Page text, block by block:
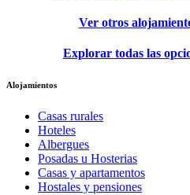
Ver otros
Explorar todas las
Alojamientos
Casas rurales
Hoteles
Albergues
Posadas u Hosterias
Casas y apartamentos
Hostales y pensiones